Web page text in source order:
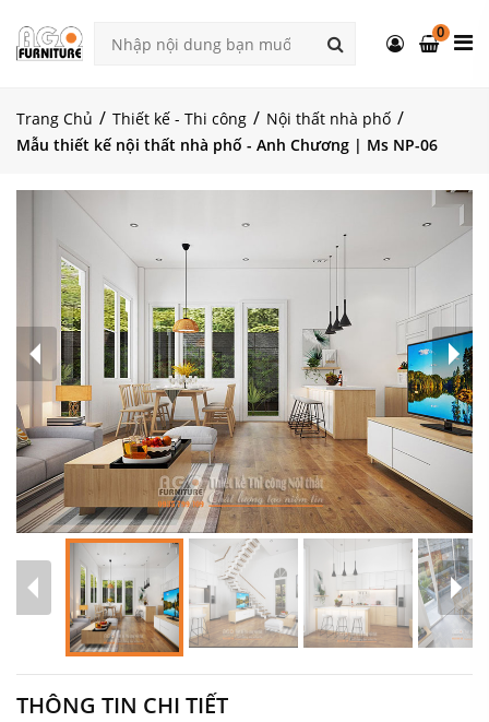
0
Trang Chủ Thiết kế - Thi công
Nội thất nhà phố
Mẫu thiết kế nội thất nhà phố - Anh Chương | Ms NP-06
THÔNG TIN CHI TIẾT